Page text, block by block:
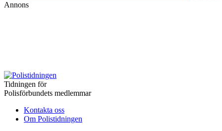
Annons
Tidningen för
Polisförbundets medlemmar
Kontakta oss
Om Polistidningen